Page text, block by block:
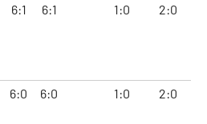
6:1 6:1 1:0 2:0
6:0 6:0 1:0 2:0